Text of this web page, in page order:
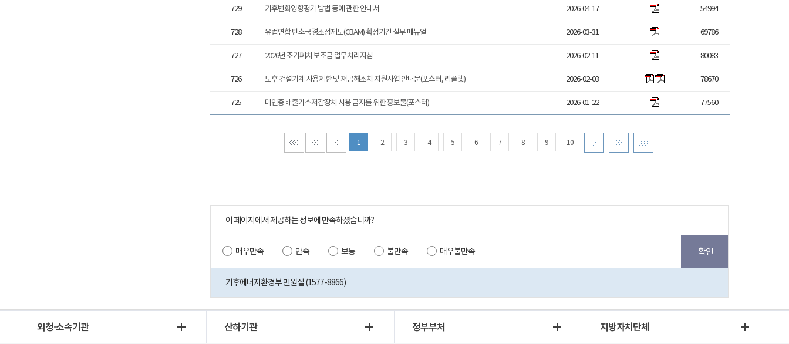
729 기후변화영향평가 방법 등에 관한 안내서 2026-04-17 54994
728 유럽연합 탄소국경조정제도(CBAM) 확정기간 실무 매뉴얼 2026-03-31 69786
727 2026년 조기폐차 보조금 업무처리지침 2026-02-11 80083
726 노후 건설기계 사용제한 및 저공해조치 지원사업 안내문(포스터, 리플렛) 2026-02-03 78670
725 미인증 배출가스저감장치 사용 금지를 위한 홍보물(포스터) 2026-01-22 77560
1 2 3 4 5 6 7 8 9 10
이 페이지에서 제공하는 정보에 만족하셨습니까?
매우만족 만족 보통 불만족 매우불만족
기후에너지환경부 민원실 (1577-8866)
외청·소속기관 산하기관 정부부처 지방자치단체